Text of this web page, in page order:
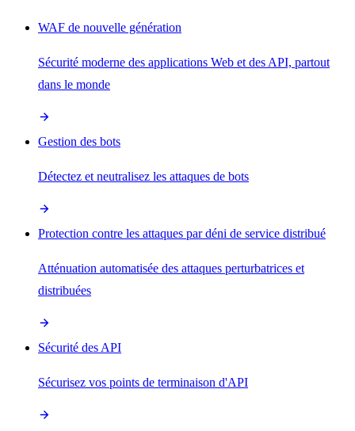
WAF de nouvelle génération
Sécurité moderne des applications Web et des API, partout
dans le monde
Gestion des bots
Détectez et neutralisez les attaques de bots
Protection contre les attaques par déni de service distribué
Atténuation automatisée des attaques perturbatrices et
distribuées
Sécurité des API
Sécurisez vos points de terminaison d'API